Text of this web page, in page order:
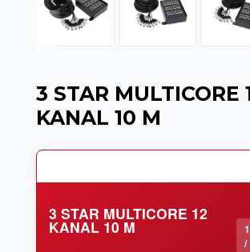
3 STAR MULTICORE
KANAL 10 M
3 STAR MULTICORE 12
KANAL 10 M
/